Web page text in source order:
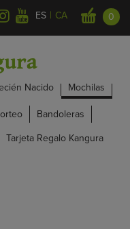
ES | CA 0
Nacido
Mochilas
Bandoleras
Tarjeta Regalo Kangura